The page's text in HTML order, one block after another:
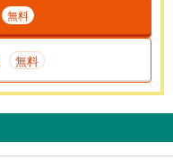
無料
無料